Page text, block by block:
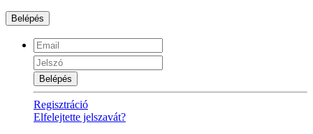
Belépés
Belépés
Regisztráció
Elfelejtette jelszavát?